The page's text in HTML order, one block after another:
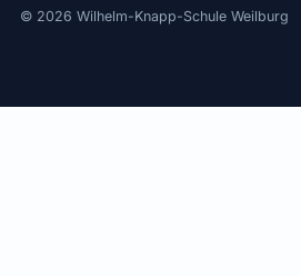
© 2026 Wilhelm-Knapp-Schule Weilburg